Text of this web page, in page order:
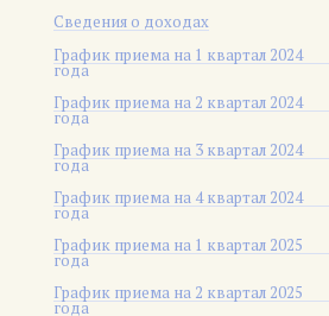
Сведения о доходах
График приема на 1 квартал 2024
года
График приема на 2 квартал 2024
года
График приема на 3 квартал 2024
года
График приема на 4 квартал 2024
года
График приема на 1 квартал 2025
года
График приема на 2 квартал 2025
года